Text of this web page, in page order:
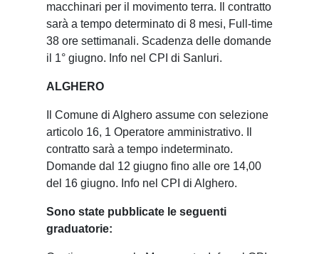
macchinari per il movimento terra. Il contratto
sarà a tempo determinato di 8 mesi, Full-time
38 ore settimanali. Scadenza delle domande
il 1° giugno. Info nel CPI di Sanluri.
ALGHERO
Il Comune di Alghero assume con selezione
articolo 16, 1 Operatore amministrativo. Il
contratto sarà a tempo indeterminato.
Domande dal 12 giugno fino alle ore 14,00
del 16 giugno. Info nel CPI di Alghero.
Sono state pubblicate le seguenti
graduatorie: